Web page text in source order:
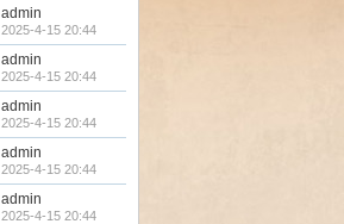
admin
2025-4-15 20:44
admin
2025-4-15 20:44
admin
2025-4-15 20:44
admin
2025-4-15 20:44
admin
2025-4-15 20:44